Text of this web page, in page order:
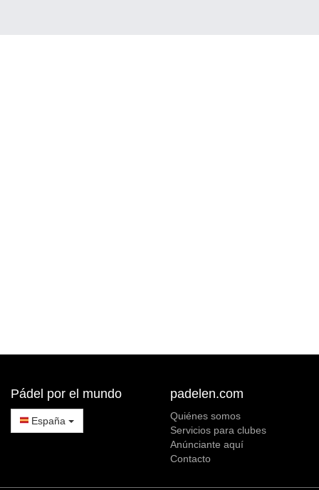
Pádel por el mundo
España
padelen.com
Quiénes somos
Servicios para clubes
Anúnciante aquí
Contacto